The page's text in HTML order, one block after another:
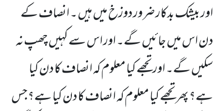
اور بیشک بدکار ضرور دوزخ میں ہیں ۔ انصاف کے
دن اس میں جائیں گے۔ اور اس سے کہیں چھپ نہ
سکیں گے۔ اور تجھے کیا معلوم کہ انصاف کا دن کیا
ہے؟ پھر تجھے کیا معلوم کہ انصاف کا دن کیا ہے؟ جس